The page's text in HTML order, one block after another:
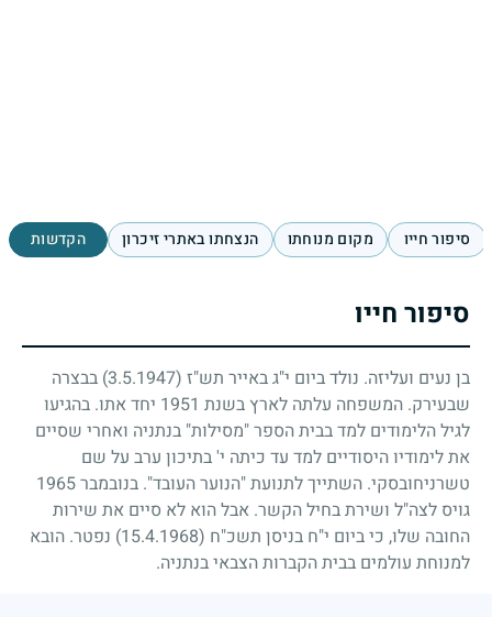
סיפור חייו מקום מנוחתו הנצחתו באתרי זיכרון הקדשות
סיפור חייו
בן נעים ועליזה. נולד ביום י"ג באייר תש"ז (3.5.1947)
בבצרה
שבעירק. המשפחה עלתה לארץ בשנת 1951 יחד אתו. בהגיעו
לגיל הלימודים למד בבית הספר "מסילות" בנתניה ואחרי שסיים
את לימודיו היסודיים למד עד כיתה י' בתיכון ערב על שם
טשרניחובסקי. השתייך לתנועת "הנוער העובד". בנובמבר1965
גויס לצה"ל ושירת בחיל הקשר. אבל הוא לא סיים את שירות
החובה שלו, כי ביום י"ח בניסן תשכ"ח (15.4.1968)
נפטר. הובא
למנוחת עולמים בבית הקברות הצבאי בנתניה.